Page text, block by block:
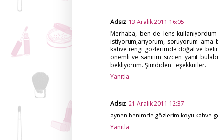
Adsız 13 Aralık 2011 16:05
Merhaba, ben de lens
istiyorum,arıyorum, soruyorum ama
kahve rengi gözlerimde doğal ve
önemli ve sanırım sizden yanıt
bekliyorum. Şimdiden Teşekkürler.
Yanıtla
Adsız 21 Aralık 2011 12:37
aynen benimde gözlerim koyu kahve
Yanıtla